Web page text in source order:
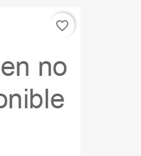
favorite_border